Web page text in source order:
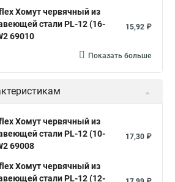
24137 80 Хомут 120
Хомут обжимной для труб
Хомут трубный 2 Хомут 500
на 3д забор
Хомут червячный из
стали PL-12 (16-
69010
15,92 ₽
Показать больше
Хомут червячный из
стали PL-12 (10-
69008
17,30 ₽
Хомут червячный из
стали PL-12 (12-